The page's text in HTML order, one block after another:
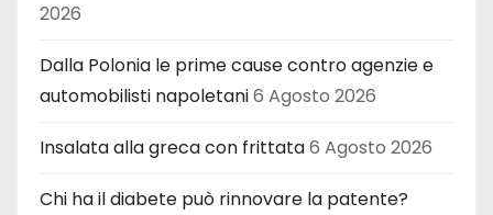
2026
Dalla Polonia le prime cause contro agenzie e
automobilisti napoletani6 Agosto 2026
Insalata alla greca con frittata6 Agosto 2026
Chi ha il diabete può rinnovare la patente?